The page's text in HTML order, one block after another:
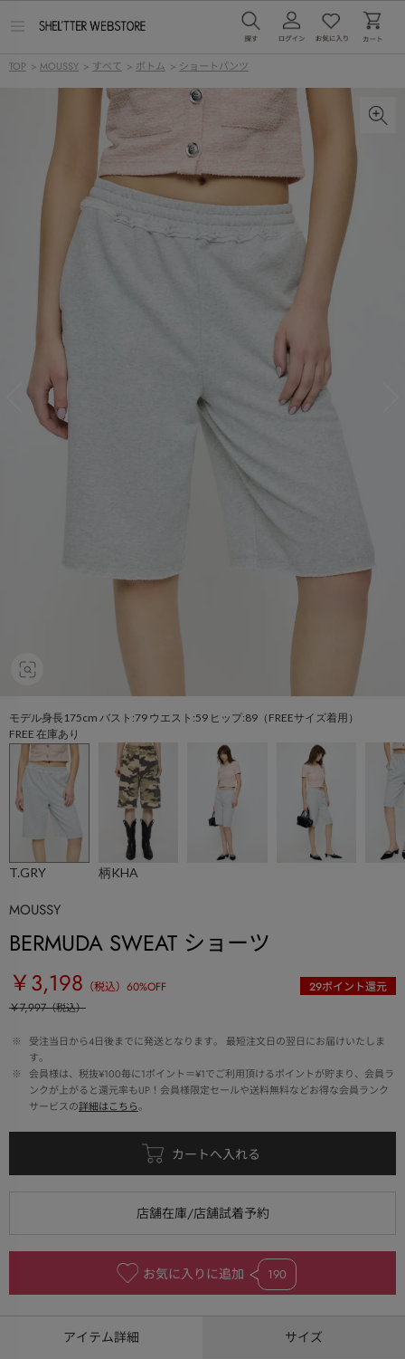
ー
TOP > MOUSSY > すべて > ボトム > ショートパンツ
モデル身長175cm バスト:79 ウエスト:59 ヒップ:89（FREEサイズ着用）
FREE 在庫あり
T.GRY 柄KHA
MOUSSY
BERMUDA SWEAT ショーツ
￥3,198 （税込） 60%OFF 29ポイント還元
￥7,997（税込）
※
受注当日から4日後までに発送となります。 最短注文日の翌日にお届けいたしま
す。
※
会員様は、税抜¥100毎に1ポイント＝¥1でご利用頂けるポイントが貯まり、会員ラ
ンクが上がると還元率もUP！会員様限定セールや送料無料などお得な会員ランク
サービスの詳細はこちら。
お気に入りに追加 190
アイテム詳細 サイズ